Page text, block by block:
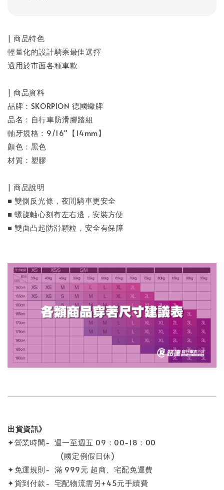
| 商品特色
輕量化的設計騎乘最佳選擇
適用於市面各種車款
| 商品資料
品牌：SKORPION 德國蠍牌
品名：自行車防滑腳踏組
軸牙規格：9/16"【14mm】
顏色：黑色
材質：塑膠
| 商品說明
■ 雙側反光條，夜間騎車更安全
■ 螺旋軸心刻有左右邊，安裝方便
■ 雙面凸起防滑顆粒，安全有保障
出貨資訊》
✦營業時間- 週一至週五 09：00-18：00
(國定例假日休)
✦免運規則- 滿 999元 超商、宅配免運費
✦貨到付款- 宅配物流需另+45元手續費